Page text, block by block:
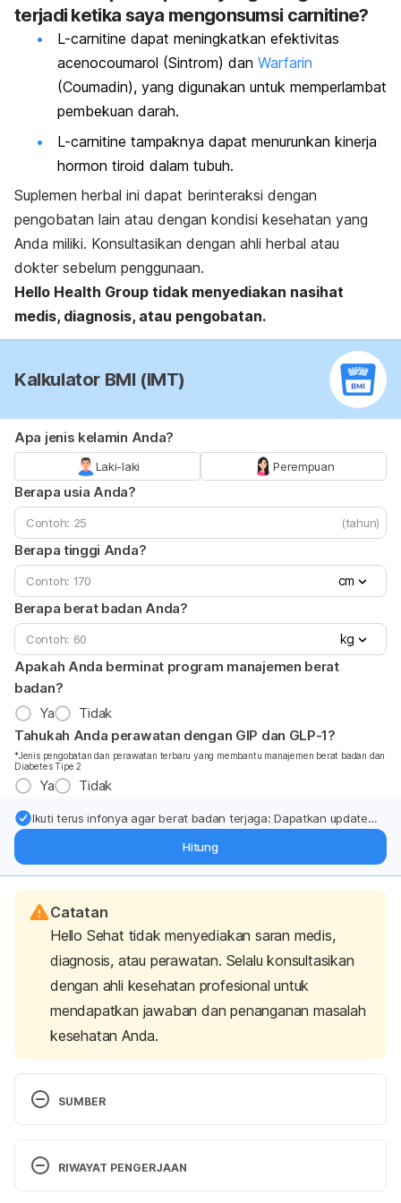
terjadi ketika saya mengonsumsi carnitine?
L-carnitine dapat meningkatkan efektivitas
acenocoumarol (Sintrom) dan Warfarin
(Coumadin), yang digunakan untuk memperlambat
pembekuan darah.
L-carnitine tampaknya dapat menurunkan kinerja
hormon tiroid dalam tubuh.
Suplemen herbal ini dapat berinteraksi dengan
pengobatan lain atau dengan kondisi kesehatan yang
Anda miliki. Konsultasikan dengan ahli herbal atau
dokter sebelum penggunaan.
Hello Health Group tidak menyediakan nasihat
medis, diagnosis, atau pengobatan.
Kalkulator BMI (IMT)
Apa jenis kelamin Anda?
Laki-laki Perempuan
Berapa usia Anda?
(tahun)
Berapa tinggi Anda?
cm
Berapa berat badan Anda?
kg
Apakah Anda berminat program manajemen berat
badan?
Ya
Tidak
Tahukah Anda perawatan dengan GIP dan GLP-1?
*Jenis pengobatan dan perawatan terbaru yang membantu manajemen berat badan dan
Diabetes Tipe 2
Ya Tidak
Ikuti terus infonya agar berat badan terjaga: Dapatkan update
Hitung
Catatan
Hello Sehat tidak menyediakan saran medis,
diagnosis, atau perawatan. Selalu konsultasikan
dengan ahli kesehatan profesional untuk
mendapatkan jawaban dan penanganan masalah
kesehatan Anda.
SUMBER
Skidmore-Roth, Linda. Mosby’s Handbook Of
Herbs & Natural Supplements. St. Louis, MO:
Mosby, 2001. Print version. page 143
RIWAYAT PENGERJAAN